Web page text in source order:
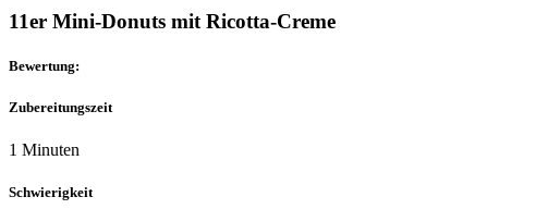
11er Mini-Donuts mit Ricotta-Creme
Bewertung:
Zubereitungszeit
1 Minuten
Schwierigkeit